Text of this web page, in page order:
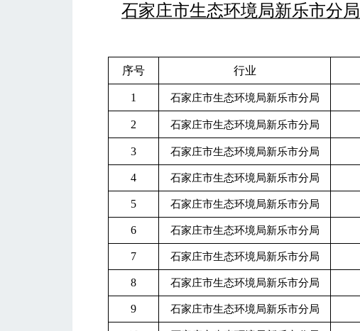
石家庄市生态环境局新乐市分局
序号 行业
1 石家庄市生态环境局新乐市分局
2 石家庄市生态环境局新乐市分局
3 石家庄市生态环境局新乐市分局
4 石家庄市生态环境局新乐市分局
5 石家庄市生态环境局新乐市分局
6 石家庄市生态环境局新乐市分局
7 石家庄市生态环境局新乐市分局
8 石家庄市生态环境局新乐市分局
9 石家庄市生态环境局新乐市分局